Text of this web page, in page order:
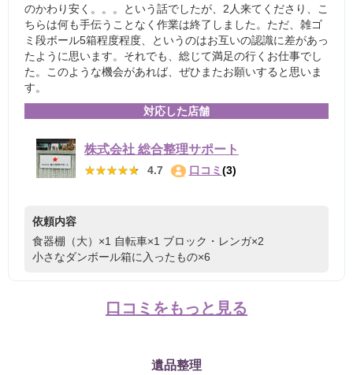
のかわり安く。。。という話でしたが、2人来てくださり、こ
ちらは何も手伝うことなく作業は終了しました。ただ、雑ゴ
ミ段ボール5箱程度程度、というのはお互いの認識に差があっ
たように思います。それでも、総じて満足の行くお仕事でし
た。このような機会があれば、ぜひまたお願いすると思いま
す。
対応した店舗
株式会社 総合整理サポート
★★★★★
★★★★★ 4.7 口コミ (3)
依頼内容
食器棚（大）×1 自転車×1 ブロック・レンガ×2
小さなダンボール箱に入ったもの×6
口コミをもっと見る
遺品整理